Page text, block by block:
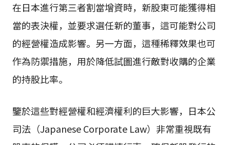
在日本進行第三者割當增資時，新股東可能獲得相
當的表決權，並要求選任新的董事，這可能對公司
的經營權造成影響。另一方面，這種稀釋效果也可
作為防禦措施，用於降低試圖進行敵對收購的企業
的持股比率。
鑒於這些對經營權和經濟權利的巨大影響，日本公
司法（Japanese Corporate Law）非常重視既有